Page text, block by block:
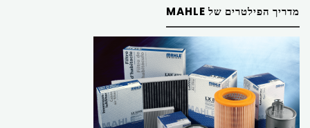
מדריך הפילטרים של MAHLE